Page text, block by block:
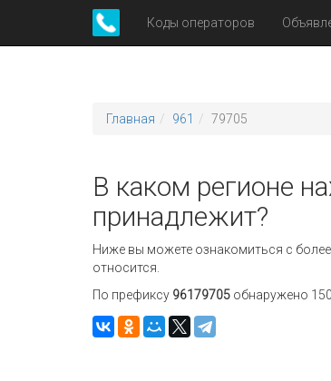
Коды операторов
Главная 961 79705
В каком регионе
принадлежит?
Ниже вы можете ознакомиться с
относится.
По префиксу 96179705 обнаружено